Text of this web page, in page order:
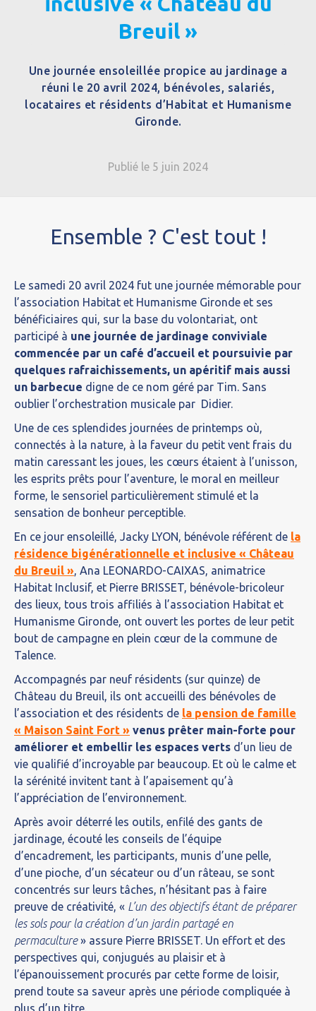
Breuil »
Une journée ensoleillée propice au jardinage a
réuni le 20 avril 2024, bénévoles, salariés,
locataires et résidents d’Habitat et Humanisme
Gironde.
Publié le 5 juin 2024
Ensemble ? C'est tout !
Le samedi 20 avril 2024 fut une journée mémorable pour
l’association Habitat et Humanisme Gironde et ses
bénéficiaires qui, sur la base du volontariat, ont
participé à une journée de jardinage conviviale
commencée par un café d’accueil et poursuivie par
quelques rafraichissements, un apéritif mais aussi
un barbecue digne de ce nom géré par Tim. Sans
oublier l’orchestration musicale par Didier.
Une de ces splendides journées de printemps où,
connectés à la nature, à la faveur du petit vent frais du
matin caressant les joues, les cœurs étaient à l’unisson,
les esprits prêts pour l’aventure, le moral en meilleur
forme, le sensoriel particulièrement stimulé et la
sensation de bonheur perceptible.
En ce jour ensoleillé, Jacky LYON, bénévole référent de la
résidence bigénérationnelle et inclusive « Château
du Breuil », Ana LEONARDO-CAIXAS, animatrice
Habitat Inclusif, et Pierre BRISSET, bénévole-bricoleur
des lieux, tous trois affiliés à l’association Habitat et
Humanisme Gironde, ont ouvert les portes de leur petit
bout de campagne en plein cœur de la commune de
Talence.
Accompagnés par neuf résidents (sur quinze) de
Château du Breuil, ils ont accueilli des bénévoles de
l’association et des résidents de la pension de famille
« Maison Saint Fort » venus prêter main-forte pour
améliorer et embellir les espaces verts d’un lieu de
vie qualifié d’incroyable par beaucoup. Et où le calme et
la sérénité invitent tant à l’apaisement qu’à
l’appréciation de l’environnement.
Après avoir déterré les outils, enfilé des gants de
jardinage, écouté les conseils de l’équipe
d’encadrement, les participants, munis d’une pelle,
d’une pioche, d’un sécateur ou d’un râteau, se sont
concentrés sur leurs tâches, n’hésitant pas à faire
preuve de créativité, « L’un des objectifs étant de préparer
les sols pour la création d’un jardin partagé en
permaculture» assure Pierre BRISSET. Un effort et des
perspectives qui, conjugués au plaisir et à
l’épanouissement procurés par cette forme de loisir,
prend toute sa saveur après une période compliquée à
plus d’un titre.